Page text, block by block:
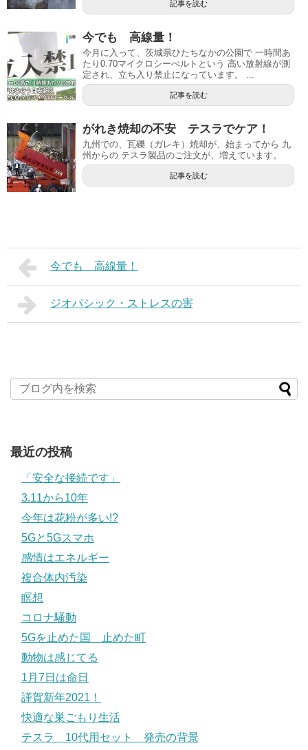
記事を読む
今でも 高線量！
今月に入って、茨城県ひたちなかの公園で 一時間あ
たり0.70マイクロシーべルトという 高い放射線が測
定され、立ち入り禁止になっています。 ...
記事を読む
がれき焼却の不安 テスラでケア！
九州での、瓦礫（ガレキ）焼却が、始まってから 九
州からの テスラ製品のご注文が、増えています。
記事を読む
今でも 高線量！
ジオパシック・ストレスの害
最近の投稿
「安全な接続です」
3.11から10年
今年は花粉が多い!?
5Gと5Gスマホ
感情はエネルギー
複合体内汚染
瞑想
コロナ騒動
5Gを止めた国 止めた町
動物は感じてる
1月7日は命日
謹賀新年2021！
快適な巣ごもり生活
テスラ 10代用セット 発売の背景